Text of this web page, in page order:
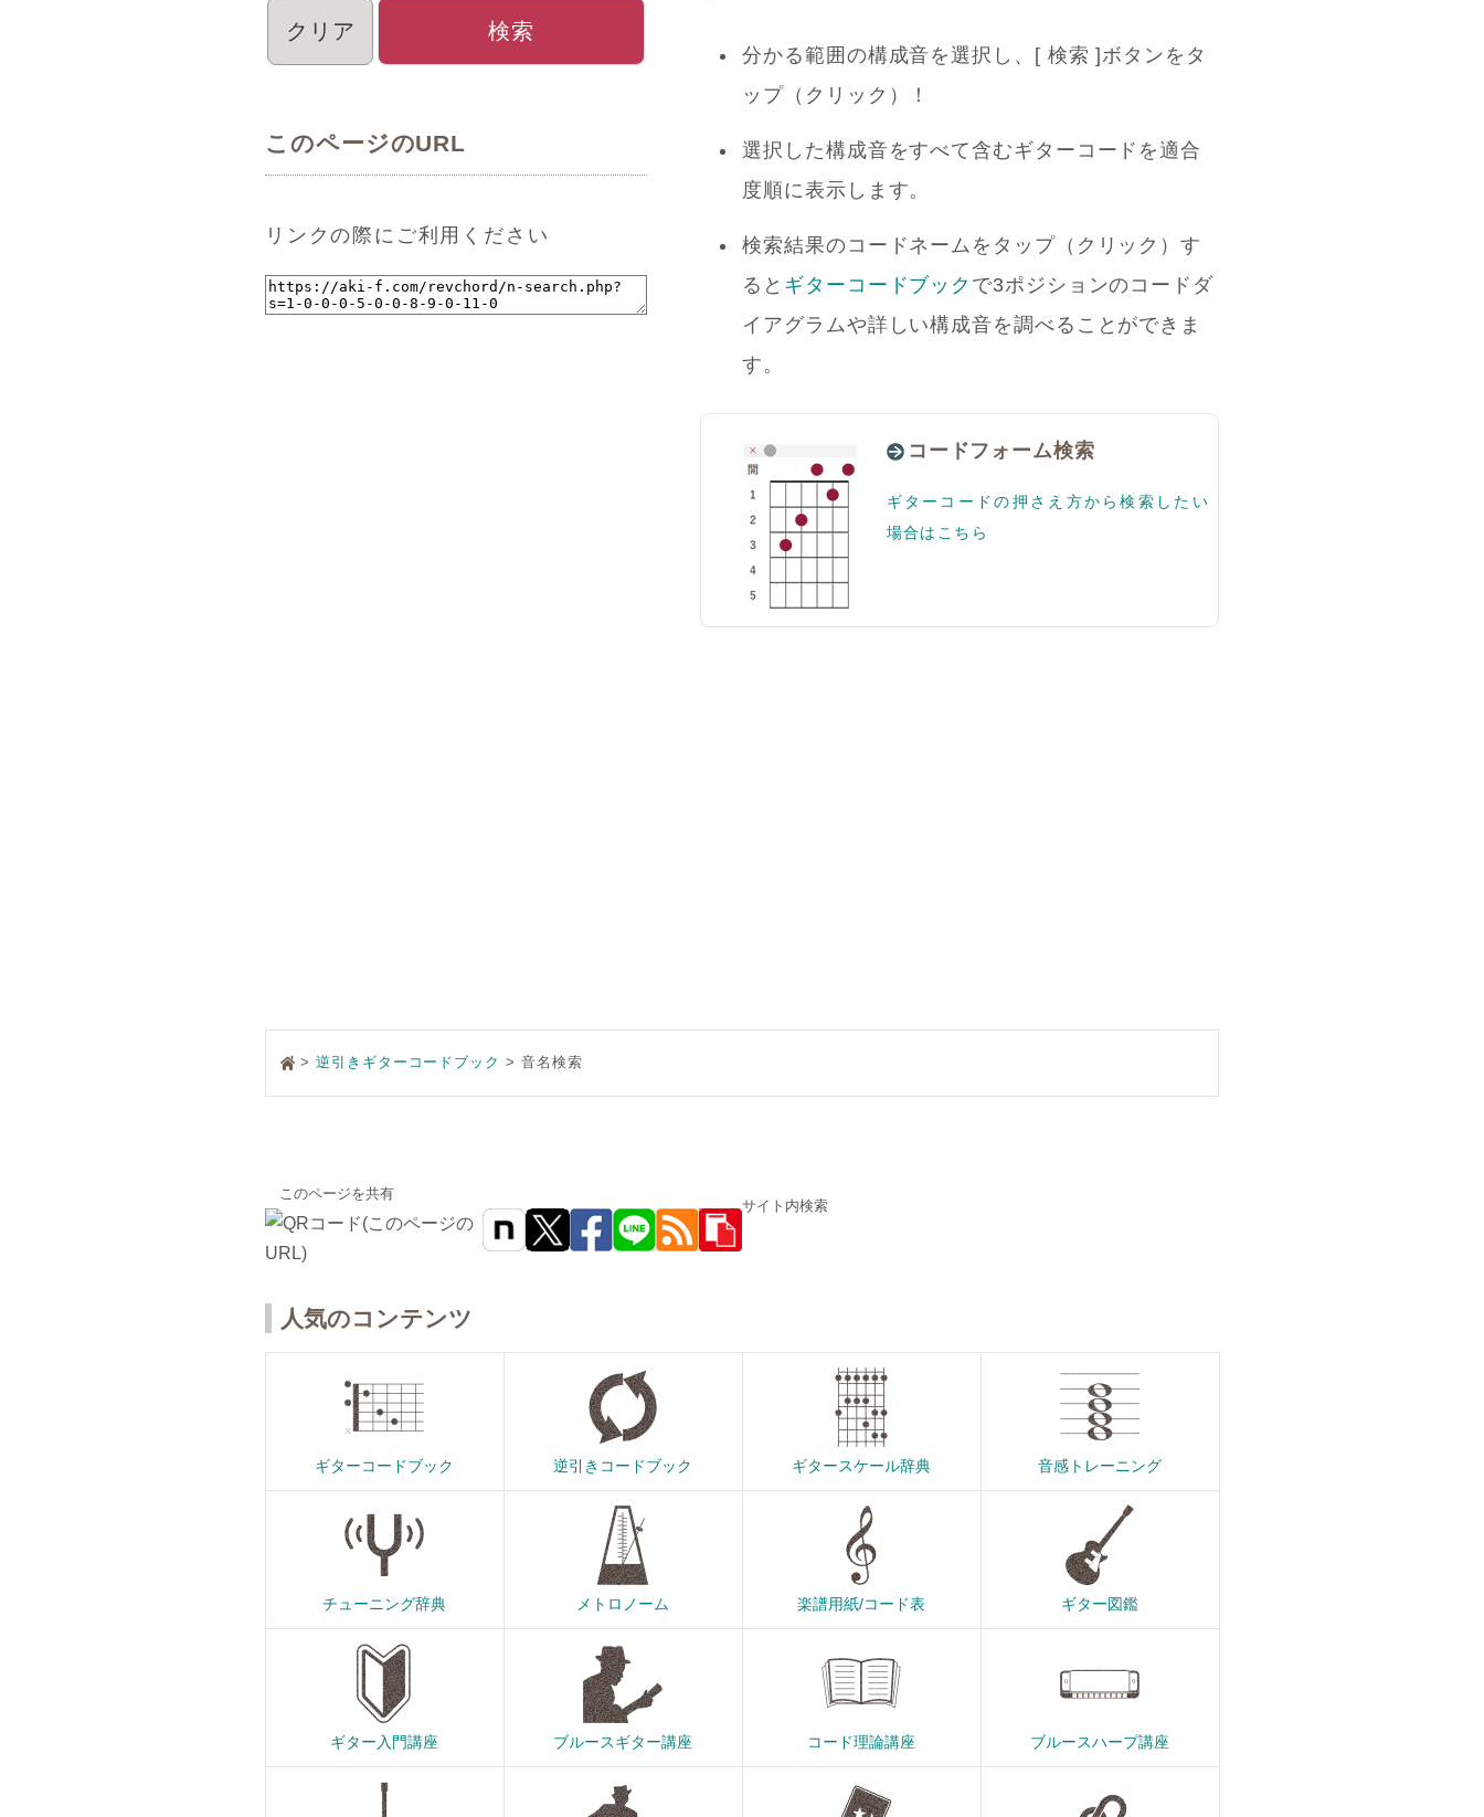
クリア 検索
このページのURL
リンクの際にご利用ください
分かる範囲の構成音を選択し、[ 検索 ]ボタンをタ
ップ（クリック）！
選択した構成音をすべて含むギターコードを適合
度順に表示します。
検索結果のコードネームをタップ（クリック）す
ると ギターコードブック で3ポジションのコードダ
イアグラムや詳しい構成音を調べることができま
す。
コードフォーム検索
ギターコードの押さえ方から検索したい
場合はこちら
>逆引きギターコードブック 音名検索
このページを共有
サイト内検索
人気のコンテンツ
ギターコードブック 逆引きコードブック ギタースケール辞典 音感トレーニング
チューニング辞典 メトロノーム 楽譜用紙/コード表 ギター図鑑
ギター入門講座 ブルースギター講座 コード理論講座 ブルースハープ講座